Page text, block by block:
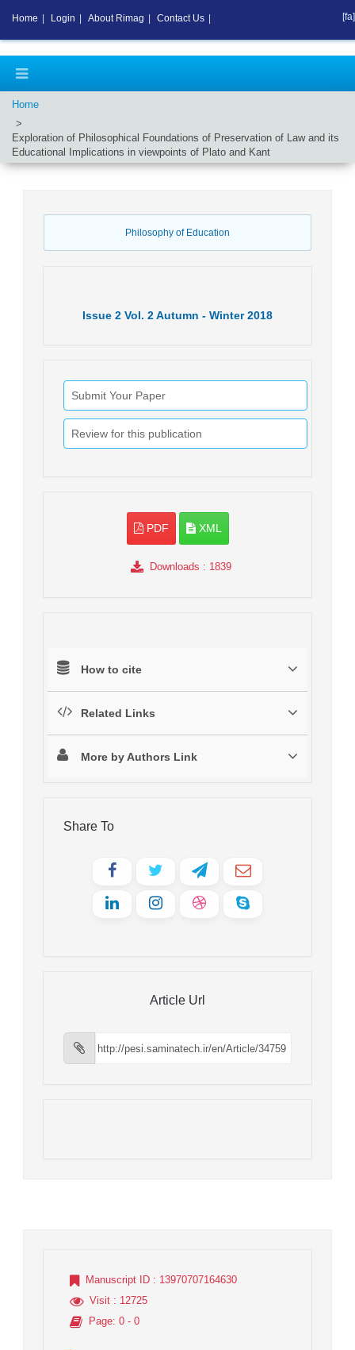
Home
Exploration of Philosophical Foundations of Preservation of Law and its
Educational Implications in viewpoints of Plato and Kant
Philosophy of Education
Issue 2 Vol. 2Autumn - Winter 2018
Submit Your Paper
Review for this publication
PDF XML
Downloads : 1839
How to cite
Related Links
More by Authors Link
Share To
Article Url
Manuscript ID : 13970707164630
Visit : 12725
Page: 0 - 0
Home Login About Rimag Contact Us [fa]